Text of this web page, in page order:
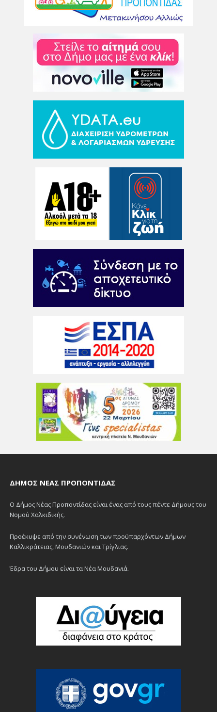
ΔΉΜΟΣ ΝΈΑΣ ΠΡΟΠΟΝΤΊΔΑΣ
Ο Δήμος Νέας Προποντίδας είναι ένας από τους πέντε Δήμους του
Νομού Χαλκιδικής.
Προέκυψε από την συνένωση των προϋπαρχόντων Δήμων
Καλλικράτειας, Μουδανιών και Τρίγλιας.
Έδρα του Δήμου είναι τα Νέα Μουδανιά.